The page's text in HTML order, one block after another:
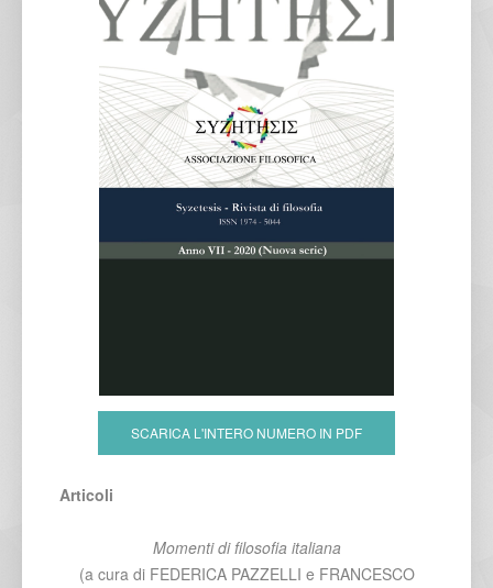
SCARICA L'INTERO NUMERO IN PDF
Articoli
Momenti di filosofia italiana
(a cura di FEDERICA PAZZELLI e FRANCESCO